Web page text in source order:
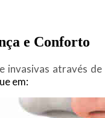
e Conforto
invasivas através
em: